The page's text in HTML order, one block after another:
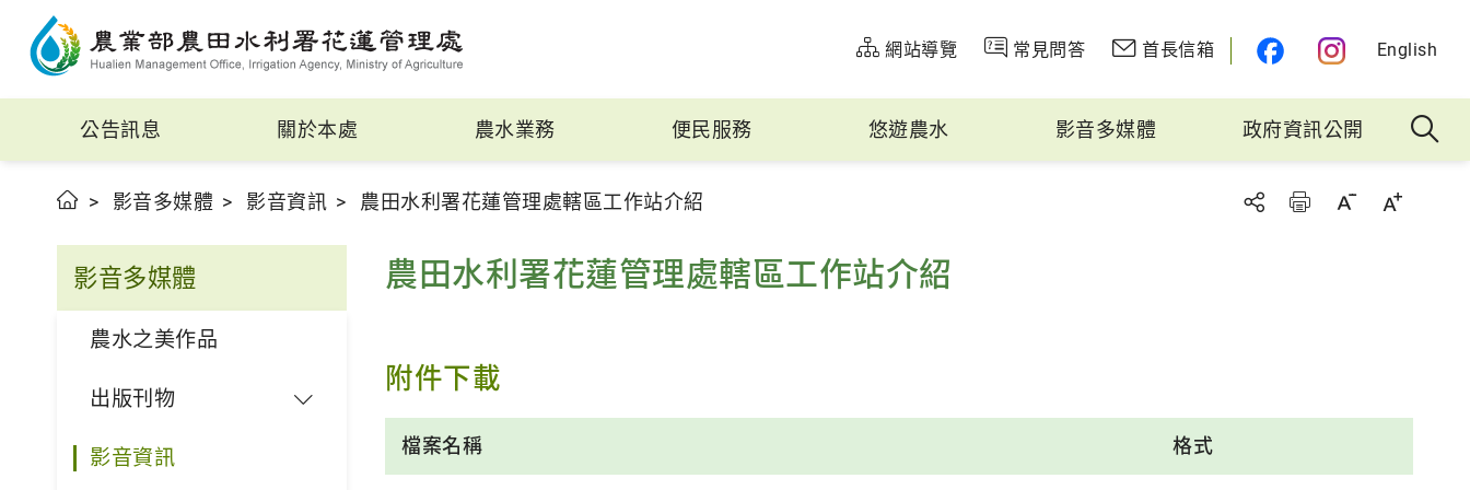
網站導覽 常見問答 首長信箱 English
公告訊息 關於本處 農水業務 便民服務 悠遊農水 影音多媒體 政府資訊公開
影音多媒體 影音資訊 農田水利署花蓮管理處轄區工作站介紹
影音多媒體
農水之美作品
出版刊物
影音資訊
農田水利署花蓮管理處轄區工作站介紹
附件下載
檔案名稱 格式